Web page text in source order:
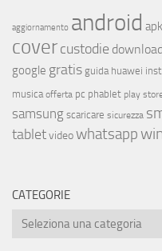
aggiornamento android apk
covercustodie download
google gratis guida huawei
musica offerta pc phablet play
samsungscaricare sicurezza
tabletvideowhatsapp
CATEGORIE